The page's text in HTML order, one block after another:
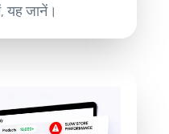
यह जानें।